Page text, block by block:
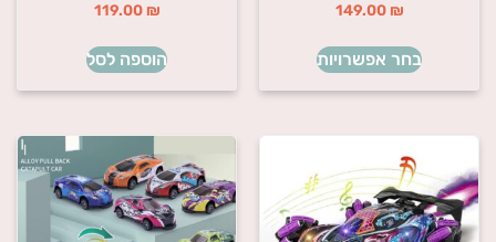
149.00 ₪
בחר אפשרויות
119.00 ₪
הוספה לסל